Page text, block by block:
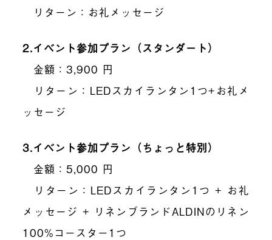
リターン：お礼メッセージ
2.イベント参加プラン（スタンダート）
金額：3,900 円
リターン： LEDスカイランタン 1 つ+ お礼メ
ッセージ
3.イベント参加プラン（ちょっと特別）
金額：5,000 円
リターン： LEDスカイランタン 1 つ + お礼
メッセージ + リネンブランドALDINのリネン
100% コースター 1 つ